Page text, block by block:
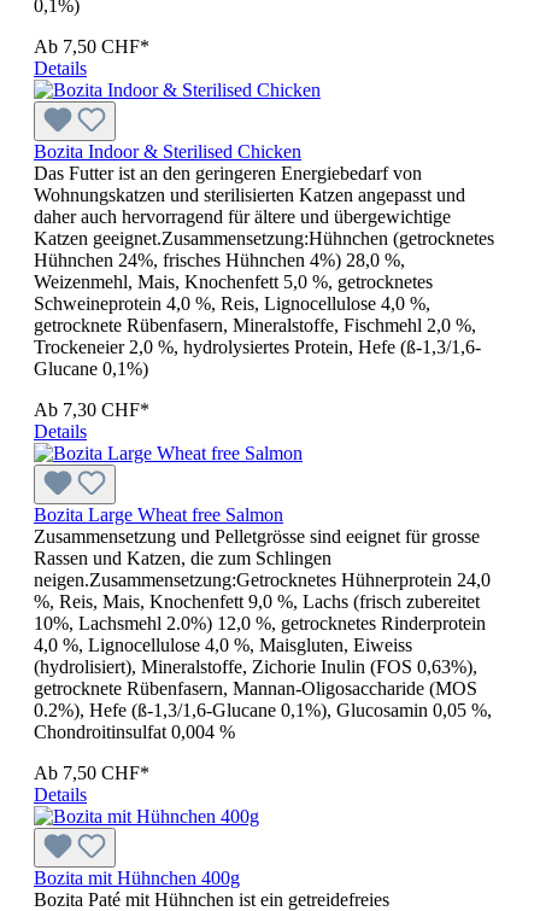
0,1%)
Ab 7,50 CHF*
Details
Bozita Indoor & Sterilised Chicken
Das Futter ist an den geringeren Energiebedarf von
Wohnungskatzen und sterilisierten Katzen angepasst und
daher auch hervorragend für ältere und übergewichtige
Katzen geeignet.Zusammensetzung:Hühnchen (getrocknetes
Hühnchen 24%, frisches Hühnchen 4%) 28,0 %,
Weizenmehl, Mais, Knochenfett 5,0 %, getrocknetes
Schweineprotein 4,0 %, Reis, Lignocellulose 4,0 %,
getrocknete Rübenfasern, Mineralstoffe, Fischmehl 2,0 %,
Trockeneier 2,0 %, hydrolysiertes Protein, Hefe (ß-1,3/1,6-
Glucane 0,1%)
Ab 7,30 CHF*
Details
Bozita Large Wheat free Salmon
Zusammensetzung und Pelletgrösse sind eeignet für grosse
Rassen und Katzen, die zum Schlingen
neigen.Zusammensetzung:Getrocknetes Hühnerprotein 24,0
%, Reis, Mais, Knochenfett 9,0 %, Lachs (frisch zubereitet
10%, Lachsmehl 2.0%) 12,0 %, getrocknetes Rinderprotein
4,0 %, Lignocellulose 4,0 %, Maisgluten, Eiweiss
(hydrolisiert), Mineralstoffe, Zichorie Inulin (FOS 0,63%),
getrocknete Rübenfasern, Mannan-Oligosaccharide (MOS
0.2%), Hefe (ß-1,3/1,6-Glucane 0,1%), Glucosamin 0,05 %,
Chondroitinsulfat 0,004 %
Ab 7,50 CHF*
Details
Bozita mit Hühnchen 400g
Bozita Paté mit Hühnchen ist ein getreidefreies